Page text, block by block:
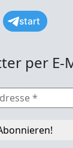
start
per E-